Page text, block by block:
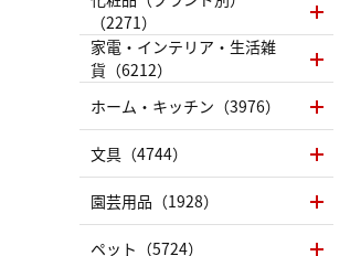
（2271）
家電・インテリア・生活雑
貨（6212）
ホーム・キッチン（3976）
文具（4744）
園芸用品（1928）
ペット（5724）